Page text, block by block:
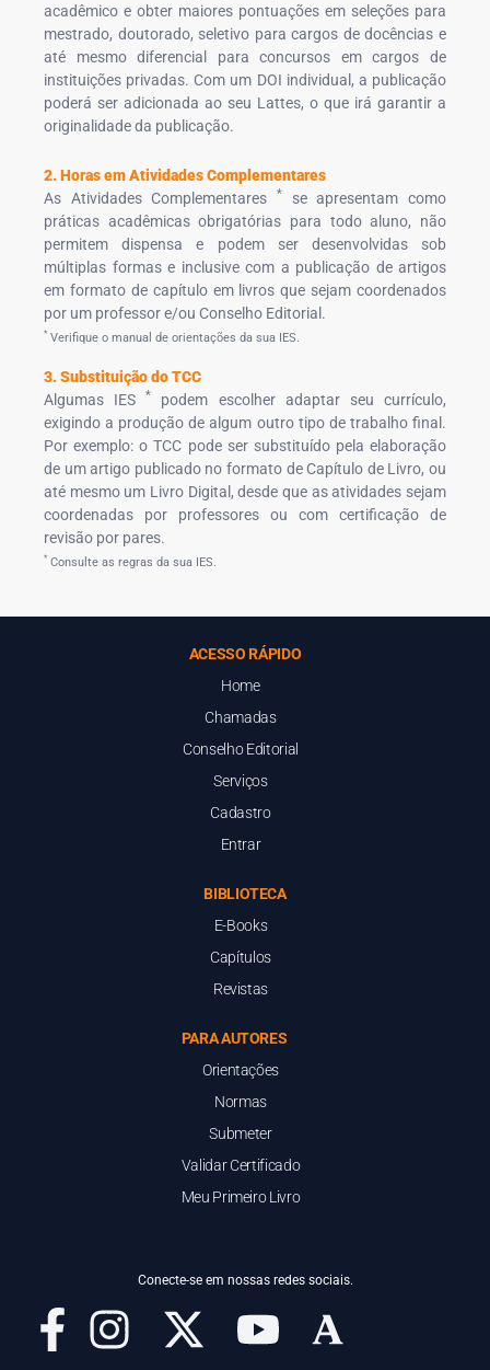
acadêmico e obter maiores pontuações em seleções para
mestrado, doutorado, seletivo para cargos de docências e
até mesmo diferencial para concursos em cargos de
instituições privadas. Com um DOI individual, a publicação
poderá ser adicionada ao seu Lattes, o que irá garantir a
originalidade da publicação.
2. Horas em Atividades Complementares
As Atividades Complementares
*
se apresentam como
práticas acadêmicas obrigatórias para todo aluno, não
permitem dispensa e podem ser desenvolvidas sob
múltiplas formas e inclusive com a publicação de artigos
em formato de capítulo em livros que sejam coordenados
por um professor e/ou Conselho Editorial.
* Verifique o manual de orientações da sua IES.
3. Substituição do TCC
Algumas IES*
podem escolher adaptar seu currículo,
exigindo a produção de algum outro tipo de trabalho final.
Por exemplo: o TCC pode ser substituído pela elaboração
de um artigo publicado no formato de Capítulo de Livro, ou
até mesmo um Livro Digital, desde que as atividades sejam
coordenadas por professores ou com certificação de
revisão por pares.
* Consulte as regras da sua IES.
ACESSO RÁPIDO
Home
Chamadas
Conselho Editorial
Serviços
Cadastro
Entrar
BIBLIOTECA
E-Books
Capítulos
Revistas
PARA AUTORES
Orientações
Normas
Submeter
Validar Certificado
Meu Primeiro Livro
Conecte-se em nossas redes sociais.